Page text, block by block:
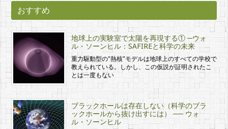
おすすめ
地球上の実験室で太陽を再現する① ─ウォ
ル・ソーンヒル：SAFIREと科学の未来
重力駆動型の"熱核"モデルは地球上のすべての学校で
教えられている。しかし、この仮説が証明されたこ
とは一度もない
ブラックホールは存在しない（科学のブラ
ックホールから抜け出すには） ── ウォ
ル・ソーンヒル